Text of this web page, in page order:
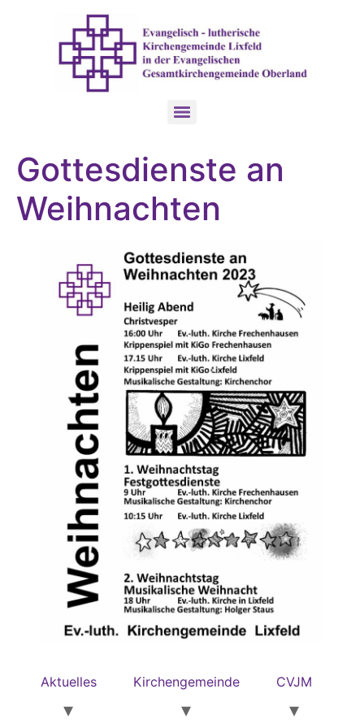
Gottesdienste an
Weihnachten
Aktuelles Kirchengemeinde CVJM